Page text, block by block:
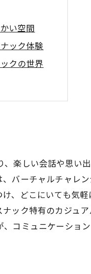
い空間
ック体験
クの世界
ナック文化
なエンタメ
とは？
楽しい会話や思い
バーチャルチャレ
、どこにいても気
ック特有のカジュ
コミュニケーショ